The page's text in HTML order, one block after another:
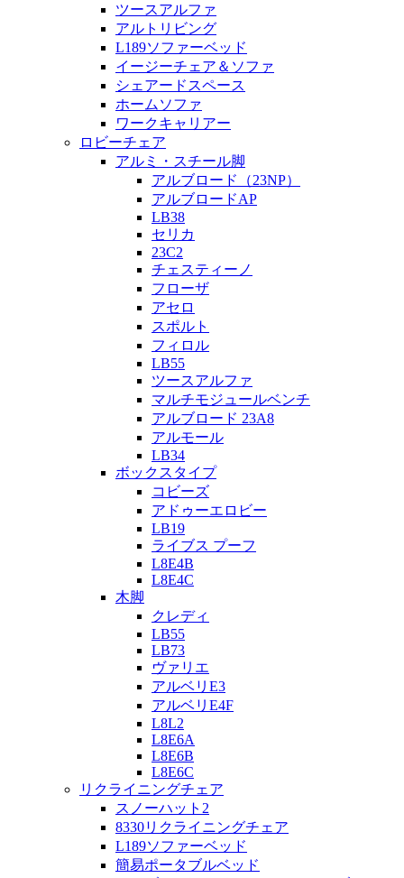
ツースアルファ
アルトリビング
L189ソファーベッド
イージーチェア＆ソファ
シェアードスペース
ホームソファ
ワークキャリアー
ロビーチェア
アルミ・スチール脚
アルブロード（23NP）
アルブロードAP
LB38
セリカ
23C2
チェスティーノ
フローザ
アセロ
スポルト
フィロル
LB55
ツースアルファ
マルチモジュールベンチ
アルブロード 23A8
アルモール
LB34
ボックスタイプ
コビーズ
アドゥーエロビー
LB19
ライブス プーフ
L8E4B
L8E4C
木脚
クレディ
LB55
LB73
ヴァリエ
アルベリE3
アルベリE4F
L8L2
L8E6A
L8E6B
L8E6C
リクライニングチェア
スノーハット2
8330リクライニングチェア
L189ソファーベッド
簡易ポータブルベッド